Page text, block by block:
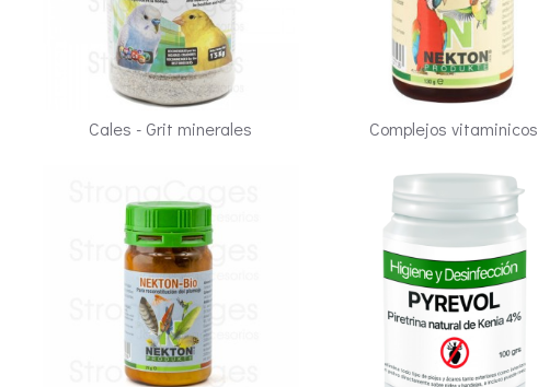
Cales - Grit minerales Complejos vitaminicos